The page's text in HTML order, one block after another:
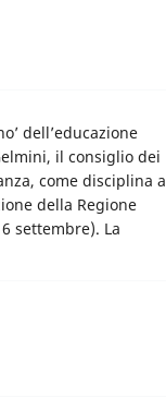
dell’educazione
il consiglio dei
come disciplina a
della Regione
settembre). La